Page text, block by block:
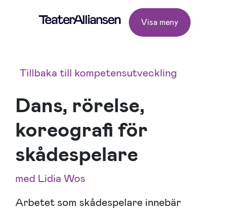
Visa meny
Tillbaka till kompetensutveckling
Dans, rörelse,
koreografi för
skådespelare
med Lidia Wos
Arbetet som skådespelare innebär